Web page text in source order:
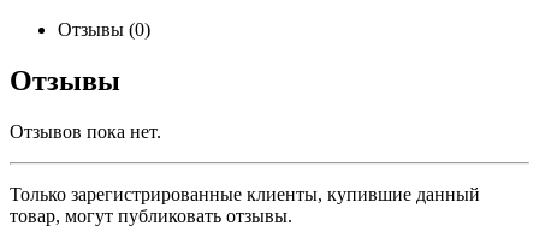
Отзывы (0)
Отзывы
Отзывов пока нет.
Только зарегистрированные клиенты, купившие данный
товар, могут публиковать отзывы.